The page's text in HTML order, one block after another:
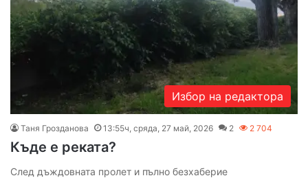
Избор на редактора
Таня Грозданова 13:55ч, сряда, 27 май, 2026 2 2 704
Къде е реката?
След дъждовната пролет и пълно безхаберие